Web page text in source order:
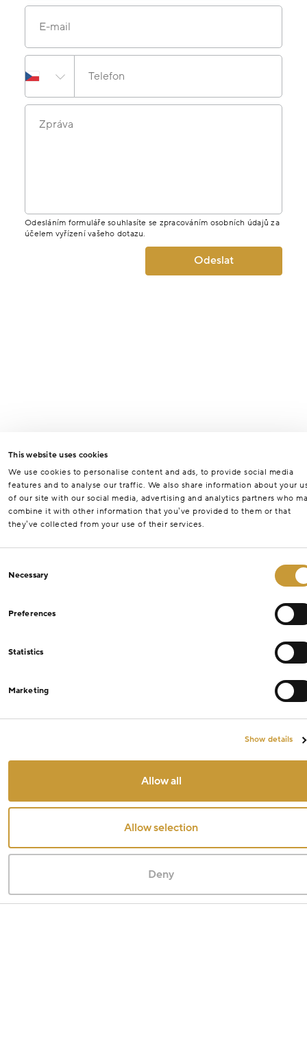
This website uses cookies
We use cookies to personalise content and ads, to provide social media
features and to analyse our traffic. We also share information about your
of our site with our social media, advertising and analytics partners who
combine it with other information that you’ve provided to them or that
they’ve collected from your use of their services.
Selection
Necessary
Preferences
Statistics
Marketing
Show details
Allow all
Allow selection
Deny
E-mail
Telefon
Zpráva
Odesláním formuláře souhlasíte se zpracováním osobních údajů za
účelem vyřízení vašeho dotazu.
Odeslat